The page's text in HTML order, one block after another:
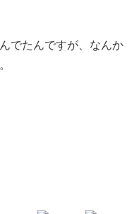
でたんですが、なんか